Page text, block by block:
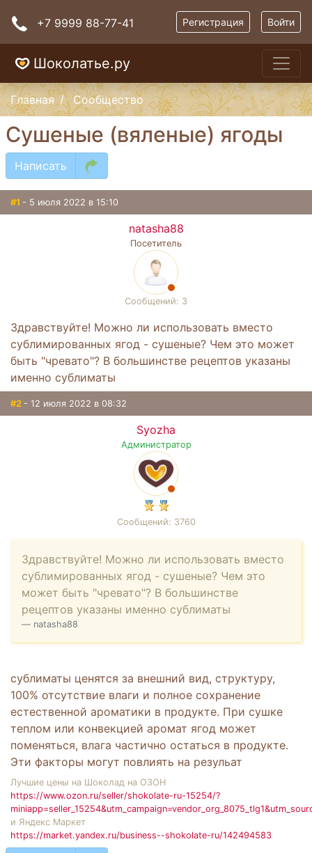
+7 9999 88-77-41 Регистрация Войти
Шоколатье.ру
Главная Сообщество
Сушеные (вяленые) ягоды
Написать
#1 - 5 июля 2022 в 15:10
natasha88
Посетитель
Сообщений: 3
Здравствуйте! Можно ли использовать вместо
сублимированных ягод - сушеные? Чем это может
быть "чревато"? В большинстве рецептов указаны
именно сублиматы
#2 - 12 июля 2022 в 08:32
Syozha
Администратор
Сообщений: 3760
Здравствуйте! Можно ли использовать вместо
сублимированных ягод - сушеные? Чем это
может быть "чревато"? В большинстве
рецептов указаны именно сублиматы
natasha88
сублиматы ценятся за внешний вид, структуру,
100% отсутствие влаги и полное сохранение
естественной ароматики в продукте. При сушке
теплом или конвекцией аромат ягод может
поменяться, влага частично остаться в продукте.
Эти факторы могут повлиять на резульат
Лучшие цены на Шоколад на ОЗОН
https://www.ozon.ru/seller/shokolate-ru-15254/?
и Яндекс Маркет
https://market.yandex.ru/business--shokolate-ru/142494583